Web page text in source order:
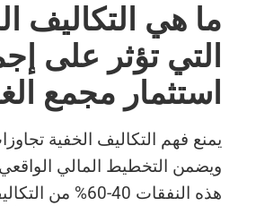
ما هي التكاليف
التي تؤثر على
استثمار مجمع
يمنع فهم التكاليف الخفية
ويضمن التخطيط المالي الواقعي.
هذه النفقات 40-60% من